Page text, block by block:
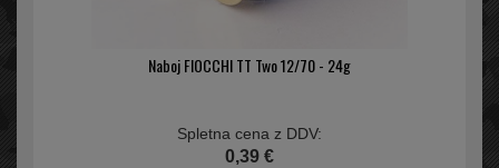
Naboj FIOCCHI TT Two 12/70 - 24g
Spletna cena z DDV:
0,39 €